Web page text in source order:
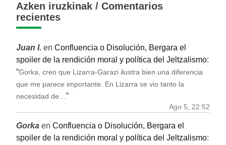
Azken iruzkinak / Comentarios
recientes
Juan I. en Confluencia o Disolución, Bergara el
spoiler de la rendición moral y política del Jeltzalismo:
“Gorka, creo que Lizarra-Garazi ilustra bien una diferencia
que me parece importante. En Lizarra se vio tanto la
necesidad de…”
Ago 5, 22:52
Gorka en Confluencia o Disolución, Bergara el
spoiler de la rendición moral y política del Jeltzalismo: